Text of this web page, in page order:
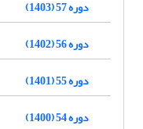
دوره 57 (1403)
دوره 56 (1402)
دوره 55 (1401)
دوره 54 (1400)